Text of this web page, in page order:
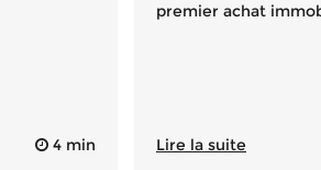
4 min
premier achat
Lire la suite